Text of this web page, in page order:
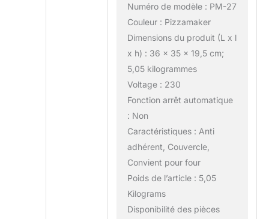
Numéro de modèle : PM-27
Couleur : Pizzamaker
Dimensions du produit (L x l
x h) : 36 x 35 x 19,5 cm;
5,05 kilogrammes
Voltage : 230
Fonction arrêt automatique
: Non
Caractéristiques : Anti
adhérent, Couvercle,
Convient pour four
Poids de l’article : 5,05
Kilograms
Disponibilité des pièces